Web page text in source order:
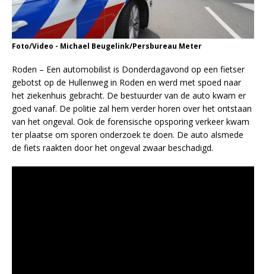
Foto/Video - Michael Beugelink/Persbureau Meter
Roden – Een automobilist is Donderdagavond op een fietser
gebotst op de Hullenweg in Roden en werd met spoed naar
het ziekenhuis gebracht. De bestuurder van de auto kwam er
goed vanaf. De politie zal hem verder horen over het ontstaan
van het ongeval. Ook de forensische opsporing verkeer kwam
ter plaatse om sporen onderzoek te doen. De auto alsmede
de fiets raakten door het ongeval zwaar beschadigd.